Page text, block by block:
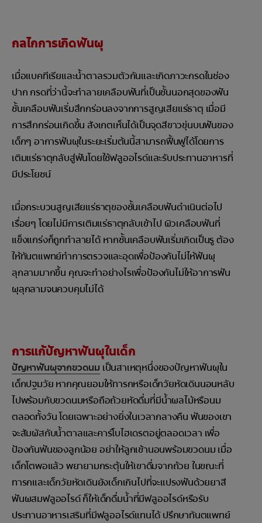
กลไกการเกิดฟันผุ
เมื่อแบคทีเรียและน้ำตาลรวมตัวกันและเกิดภาวะกรดในช่อง
ปาก กรดที่ว่านี้จะทำลายเคลือบฟันที่เป็นชั้นนอกสุดของฟัน
ชั้นเคลือบฟันเริ่มสึกกร่อนลงจากการสูญเสียแร่ธาตุ เมื่อมี
การสึกกร่อนเกิดขึ้น สังเกตเห็นได้เป็นจุดสีขาวขุ่นบนฟันของ
เด็กๆ อาการฟันผุในระยะเริ่มต้นนี้สามารถฟื้นฟูได้โดยการ
เติมแร่ธาตุกลับสู่ฟันโดยใช้ฟลูออไรด์และรับประทานอาหารที่
มีประโยชน์
เมื่อกระบวนสูญเสียแร่ธาตุของชั้นเคลือบฟันดำเนินต่อไป
เรื่อยๆ โดยไม่มีการเติมแร่ธาตุกลับเข้าไป ผิวเคลือบฟันที่
แข็งแกร่งก็ถูกทำลายได้ หากชั้นเคลือบฟันเริ่มเกิดเป็นรู ต้อง
ให้ทันตแพทย์ทำการตรวจและอุดเพื่อป้องกันไม่ไห้ฟันผุ
ลุกลามมากขึ้น คุณจะทำอย่างไรเพื่อป้องกันไม่ให้อาการฟัน
ผุลุกลามจนควบคุมไม่ได้
การแก้ปัญหาฟันผุในเด็ก
ปัญหาฟันผุจากขวดนม เป็นสาเหตุหนึ่งของปัญหาฟันผุใน
เด็กปฐมวัย หากคุณยอมให้ทารกหรือเด็กวัยหัดเดินนอนหลับ
ไปพร้อมกับขวดนมหรือถือถ้วยหัดดื่มที่มีน้ำผลไม้หรือนม
ตลอดทั้งวัน โดยเฉพาะอย่างยิ่งในเวลากลางคืน ฟันของเขา
จะสัมผัสกับน้ำตาลและคาร์โบไฮเดรตอยู่ตลอดเวลา เพื่อ
ป้องกันฟันของลูกน้อย อย่าให้ลูกเข้านอนพร้อมขวดนม เมื่อ
เด็กโตพอแล้ว พยายามกระตุ้นให้เขาดื่มจากถ้วย ในขณะที่
ทารกและเด็กวัยหัดเดินยังเด็กเกินไปที่จะแปรงฟันด้วยยาสี
ฟันผสมฟลูออไรด์ ก็ให้เด็กดื่มน้ำที่มีฟลูออไรด์หรือรับ
ประทานอาหารเสริมที่มีฟลูออไรด์แทนได้ ปรึกษาทันตแพทย์